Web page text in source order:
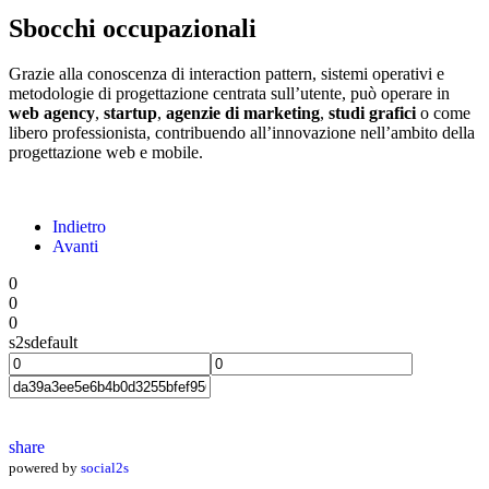
Sbocchi occupazionali
Grazie alla conoscenza di interaction pattern, sistemi operativi e
metodologie di progettazione centrata sull’utente, può operare in
web agency, startup, agenzie di marketing, studi graficio come
libero professionista, contribuendo all’innovazione nell’ambito della
progettazione web e mobile.
Indietro
Avanti
0
0
0
s2sdefault
share
powered by social2s